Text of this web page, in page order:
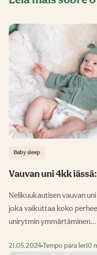
Baby sleep
Vauvan uni 4kk
Nelikuukautisen vauvan
joka vaikuttaa koko
unirytmin ymmärtäminen…
21.05.2024 Tempo para ler10